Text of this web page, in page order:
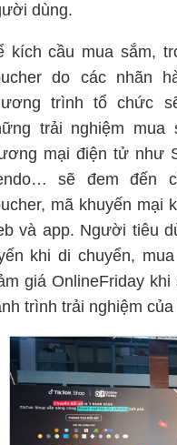
dùng.
kích cầu mua sắm,
do các nhãn
trình tổ chức
trải nghiệm
mại điện tử như
sẽ đem đến
mã khuyến mại
và app. Người tiêu
khi di chuyển,
giá OnlineFriday
trình trải nghiệm của